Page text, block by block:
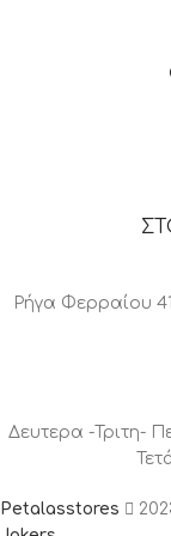
Ρήγα Φερραίου
Δευτερα -Τριτη-
Petalasstores